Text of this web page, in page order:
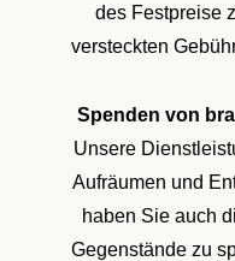
des Festpreise
versteckten
Spenden von
Unsere
Aufräumen und
haben Sie auch
Gegenstände zu